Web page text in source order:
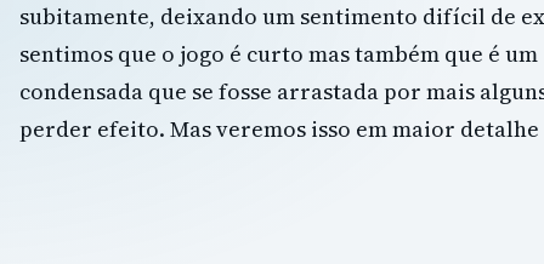
subitamente, deixando um sentimento difícil de
sentimos que o jogo é curto mas também que é
condensada que se fosse arrastada por mais
perder efeito. Mas veremos isso em maior detalhe